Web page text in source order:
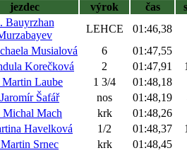
jezdec výrok čas
Bauyrzhan
LEHCE 01:46,38
Musialová 6 01:47,55
Korečková 2 01:47,91
Laube 1 3/4 01:48,18
Šafář nos 01:48,19
Michal Mach krk 01:48,26
Havelková 1/2 01:48,37
Srnec krk 01:48,45